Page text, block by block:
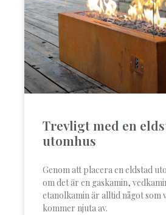
Trevligt med en
utomhus
Genom att placera en eldstad
om det är en gaskamin,
etanolkamin är alltid något som
kommer njuta av.